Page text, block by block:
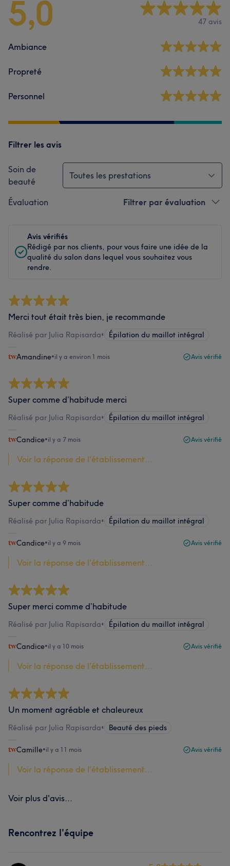
5,0 47 avis
Ambiance
Propreté
Personnel
Filtrer les avis
Soin de
beauté
Toutes les prestations
Évaluation Filtrer par évaluation
Avis vérifiés
Rédigé par nos clients, pour vous faire une idée de la
qualité du salon dans lequel vous souhaitez vous
rendre.
Merci tout était très bien, je recommande
Réalisé par Julia Rapisarda• Épilation du maillot intégral
Amandine•il y a environ 1 mois Avis vérifié
Super comme d’habitude merci
Réalisé par Julia Rapisarda• Épilation du maillot intégral
Candice•il y a 7 mois Avis vérifié
Voir la réponse de l'établissement...
Super comme d’habitude
Réalisé par Julia Rapisarda• Épilation du maillot intégral
Candice•il y a 9 mois Avis vérifié
Voir la réponse de l'établissement...
Super merci comme d’habitude
Réalisé par Julia Rapisarda• Épilation du maillot intégral
Candice•il y a 10 mois Avis vérifié
Voir la réponse de l'établissement...
Un moment agréable et chaleureux
Réalisé par Julia Rapisarda• Beauté des pieds
Camille•il y a 11 mois Avis vérifié
Voir la réponse de l'établissement...
Voir plus d'avis...
Rencontrez l'équipe